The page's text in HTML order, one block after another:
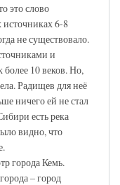
это слово
источниках 6-8
не существовало.
и
10 веков. Но,
Радищев для неё
ничего ей не стал
есть река
видно, что
города Кемь.
– город